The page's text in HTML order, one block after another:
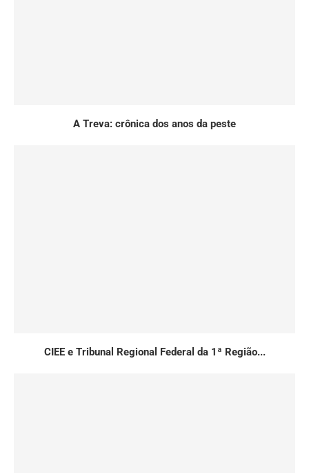
A Treva: crônica dos anos da peste
CIEE e Tribunal Regional Federal da 1ª Região...